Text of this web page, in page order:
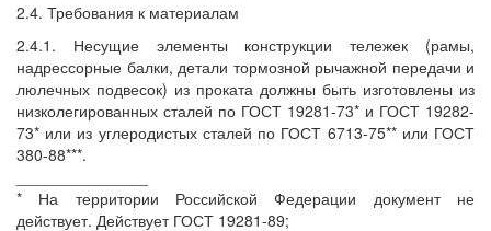
2.4. Требования к материалам
2.4.1. Несущие элементы конструкции тележек (рамы,
надрессорные балки, детали тормозной рычажной передачи и
люлечных подвесок) из проката должны быть изготовлены из
низколегированных сталей по ГОСТ 19281-73* и ГОСТ 19282-
73* или из углеродистых сталей по ГОСТ 6713-75** или ГОСТ
380-88***.
* На территории Российской Федерации документ не
действует. Действует ГОСТ 19281-89;